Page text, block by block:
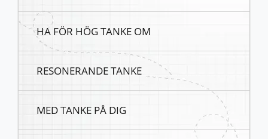
HA FÖR HÖG TANKE OM
RESONERANDE TANKE
MED TANKE PÅ DIG